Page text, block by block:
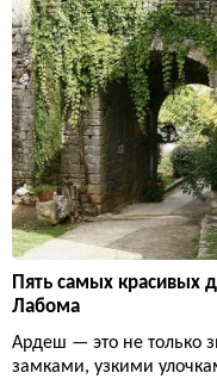
Пять самых красивых
Лабома
Ардеш — это не только
замками, узкими